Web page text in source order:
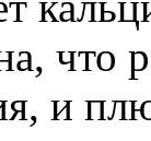
что
и